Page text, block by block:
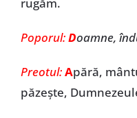
Poporul:Doamne,
Preotul:Apără,
păzeşte,